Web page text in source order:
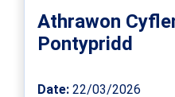
Athrawon
Pontypridd
Date: 22/03/2026